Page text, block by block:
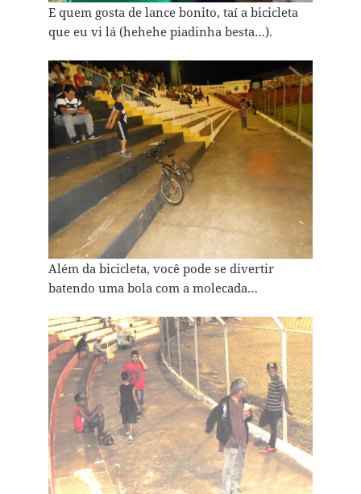
E quem gosta de lance bonito, taí a bicicleta
que eu vi lá (hehehe piadinha besta…).
Além da bicicleta, você pode se divertir
batendo uma bola com a molecada…